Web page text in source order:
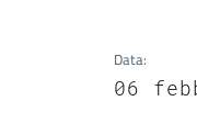
Data:
06